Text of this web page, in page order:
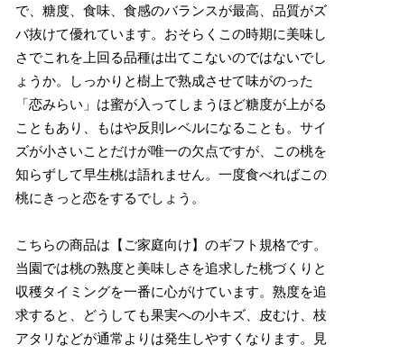
で、糖度、食味、食感のバランスが最高、品質がズ
バ抜けて優れています。おそらくこの時期に美味し
さでこれを上回る品種は出てこないのではないでし
ょうか。しっかりと樹上で熟成させて味がのった
「恋みらい」は蜜が入ってしまうほど糖度が上がる
こともあり、もはや反則レベルになることも。サイ
ズが小さいことだけが唯一の欠点ですが、この桃を
知らずして早生桃は語れません。一度食べればこの
桃にきっと恋をするでしょう。
こちらの商品は【ご家庭向け】のギフト規格です。
当園では桃の熟度と美味しさを追求した桃づくりと
収穫タイミングを一番に心がけています。熟度を追
求すると、どうしても果実への小キズ、皮むけ、枝
アタリなどが通常よりは発生しやすくなります。見